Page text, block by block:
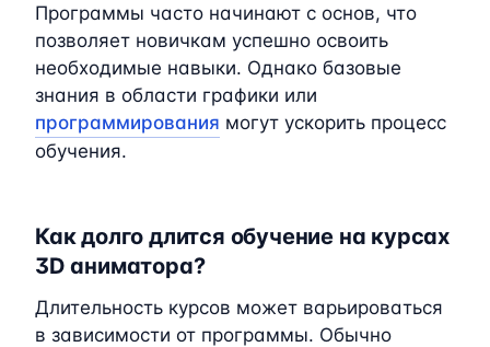
Программы часто начинают с основ, что
позволяет новичкам успешно освоить
необходимые навыки. Однако базовые
знания в области графики или
программирования могут ускорить процесс
обучения.
Как долго длится обучение на курсах
3D аниматора?
Длительность курсов может варьироваться
в зависимости от программы. Обычно